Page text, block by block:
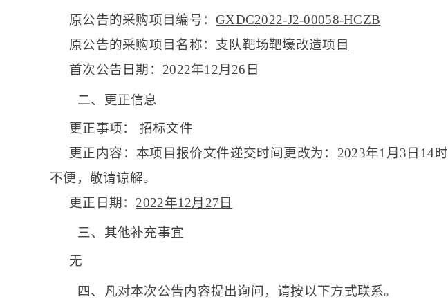
原公告的采购项目编号：GXDC2022-J2-00058-HCZB
原公告的采购项目名称： 支队靶场靶壕改造项目
首次公告日期： 2022年12月26 日
二、更正信息
更正事项： 招标文件
更正内容：本项目报价文件递交时间更改为： 2023年1 月 3日 14时
不便，敬请谅解。
更正日期： 2022年12月 27日
三、其他补充事宜
无
四、凡对本次公告内容提出询问，请按以下方式联系。